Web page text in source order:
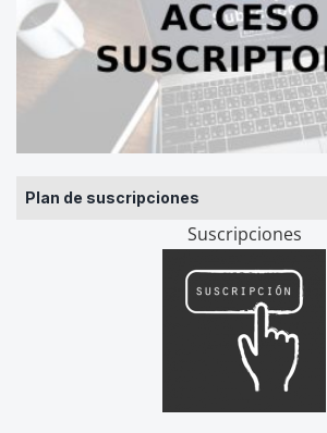
Plan de suscripciones
Suscripciones